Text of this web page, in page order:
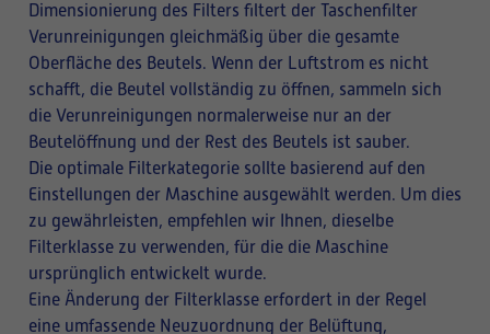
Dimensionierung des Filters filtert der Taschenfilter
Verunreinigungen gleichmäßig über die gesamte
Oberfläche des Beutels. Wenn der Luftstrom es nicht
schafft, die Beutel vollständig zu öffnen, sammeln sich
die Verunreinigungen normalerweise nur an der
Beutelöffnung und der Rest des Beutels ist sauber.
Die optimale Filterkategorie sollte basierend auf den
Einstellungen der Maschine ausgewählt werden. Um dies
zu gewährleisten, empfehlen wir Ihnen, dieselbe
Filterklasse zu verwenden, für die die Maschine
ursprünglich entwickelt wurde.
Eine Änderung der Filterklasse erfordert in der Regel
eine umfassende Neuzuordnung der Belüftung,